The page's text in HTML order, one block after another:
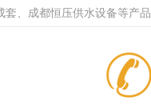
套、成都恒压供水设备等产品